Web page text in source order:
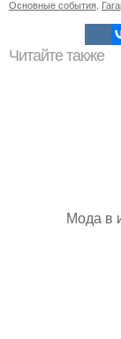
Основные события
Читайте также
Мода в